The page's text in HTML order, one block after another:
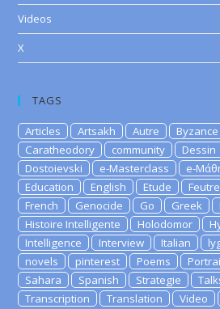
Videos
X
TAGS
Articles Artsakh Autre Byzance
Caratheodory
community Dessin
Dostoievski
e-Masterclass e-
Education
English Etude Feutre
French
Genocide Go Greek
Histoire Intelligente
Holodomor
Intelligence
Interview Italian
novels
pinterest Poems
Sahara
Spanish Strategie
Transcription
Translation Video